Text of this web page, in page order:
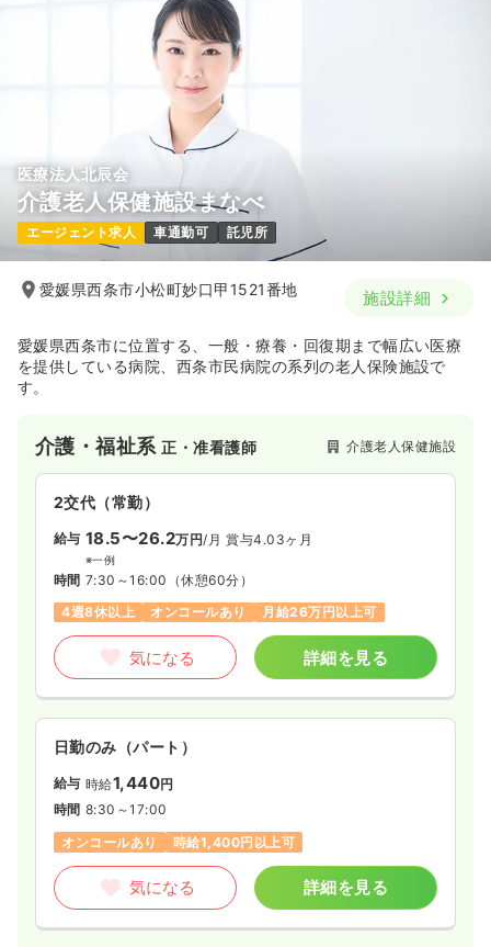
医療法人北辰会
介護老人保健施設まなべ
エージェント求人 車通勤可 託児所
愛媛県西条市小松町妙口甲1521番地 施設詳細
愛媛県西条市に位置する、一般・療養・回復期まで幅広い医療
を提供している病院、西条市民病院の系列の老人保険施設で
す。
介護・福祉系正・准看護師 介護老人保健施設
2交代（常勤）
給与 18.5〜26.2万円/月 賞与4.03ヶ月
※一例
時間 7:30～16:00 （休憩60分）
4週8休以上
オンコールあり 月給26万円以上可
気になる 詳細を見る
日勤のみ（パート）
給与 時給1,440円
時間 8:30～17:00
オンコールあり
時給1,400円以上可
気になる 詳細を見る